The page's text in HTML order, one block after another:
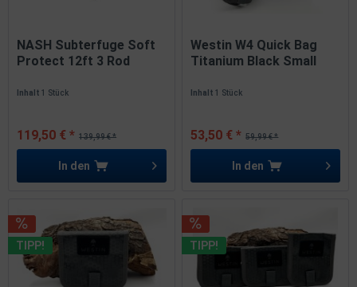
NASH Subterfuge Soft
Protect 12ft 3 Rod
Inhalt1 Stück
139,99 € *
119,50 € *
In den
Westin W4 Quick Bag
Titanium Black Small
Inhalt1 Stück
59,99 € *
53,50 € *
In den
TIPP! TIPP!